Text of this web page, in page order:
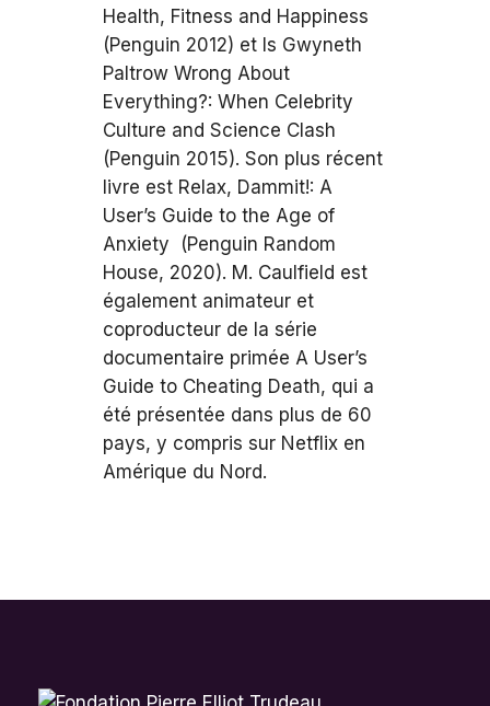
Health, Fitness and Happiness
(Penguin 2012) et Is Gwyneth
Paltrow Wrong About
Everything?: When Celebrity
Culture and Science Clash
(Penguin 2015). Son plus récent
livre est Relax, Dammit!: A
User’s Guide to the Age of
Anxiety (Penguin Random
House, 2020). M. Caulfield est
également animateur et
coproducteur de la série
documentaire primée A User’s
Guide to Cheating Death, qui a
été présentée dans plus de 60
pays, y compris sur Netflix en
Amérique du Nord.